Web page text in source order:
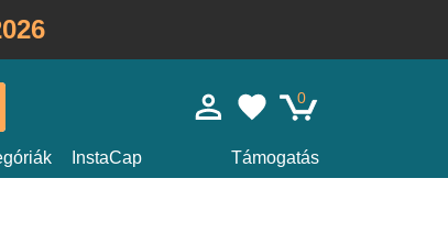
0
InstaCap Támogatás